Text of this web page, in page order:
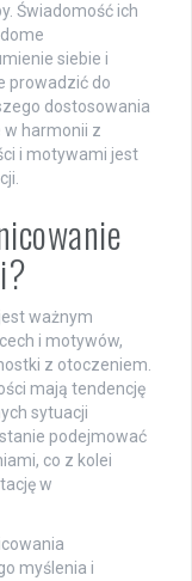
Świadomość ich
siebie i
prowadzić do
dostosowania
w harmonii z
i motywami jest
ważnym
i motywów,
z otoczeniem.
mają tendencję
sytuacji
podejmować
co z kolei
w
myślenia i